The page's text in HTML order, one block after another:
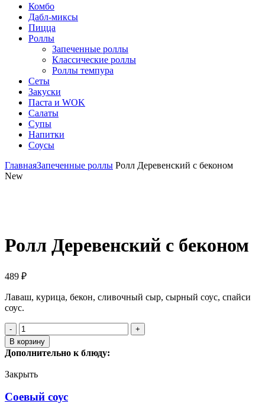
Комбо
Дабл-миксы
Пицца
Роллы
Запеченные роллы
Классические роллы
Роллы темпура
Сеты
Закуски
Паста и WOK
Салаты
Супы
Напитки
Соусы
ГлавнаяЗапеченные роллы Ролл Деревенский с беконом
New
Ролл Деревенский с беконом
489 ₽
Лаваш, курица, бекон, сливочный сыр, сырный соус, спайси
соус.
Количество
товара
Ролл
Деревенский
беконом
В корзину
Дополнительно к блюду:
Закрыть
Соевый соус